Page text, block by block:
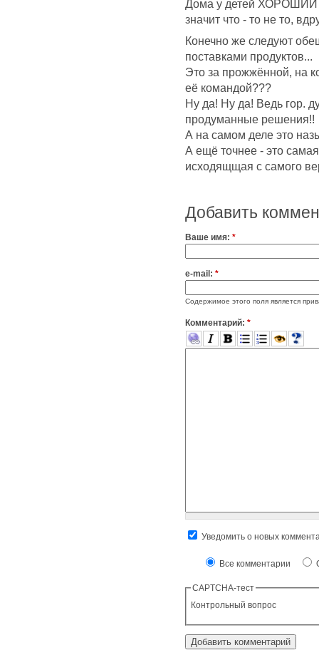
Дома у детей ХОРОШИЙ
значит что - то не то,
Конечно же следуют
поставками продуктов...
Это за прожжённой, на
её командой???
Ну да! Ну да! Ведь гор.
продуманные решения!!
А на самом деле это
А ещё точнее - это
исходящщая с самого
Добавить
Ваше имя: *
e-mail: *
Содержимое этого поля является
Комментарий: *
Уведомить о новых
Все комментарии
CAPTCHA-тест
Контрольный вопрос